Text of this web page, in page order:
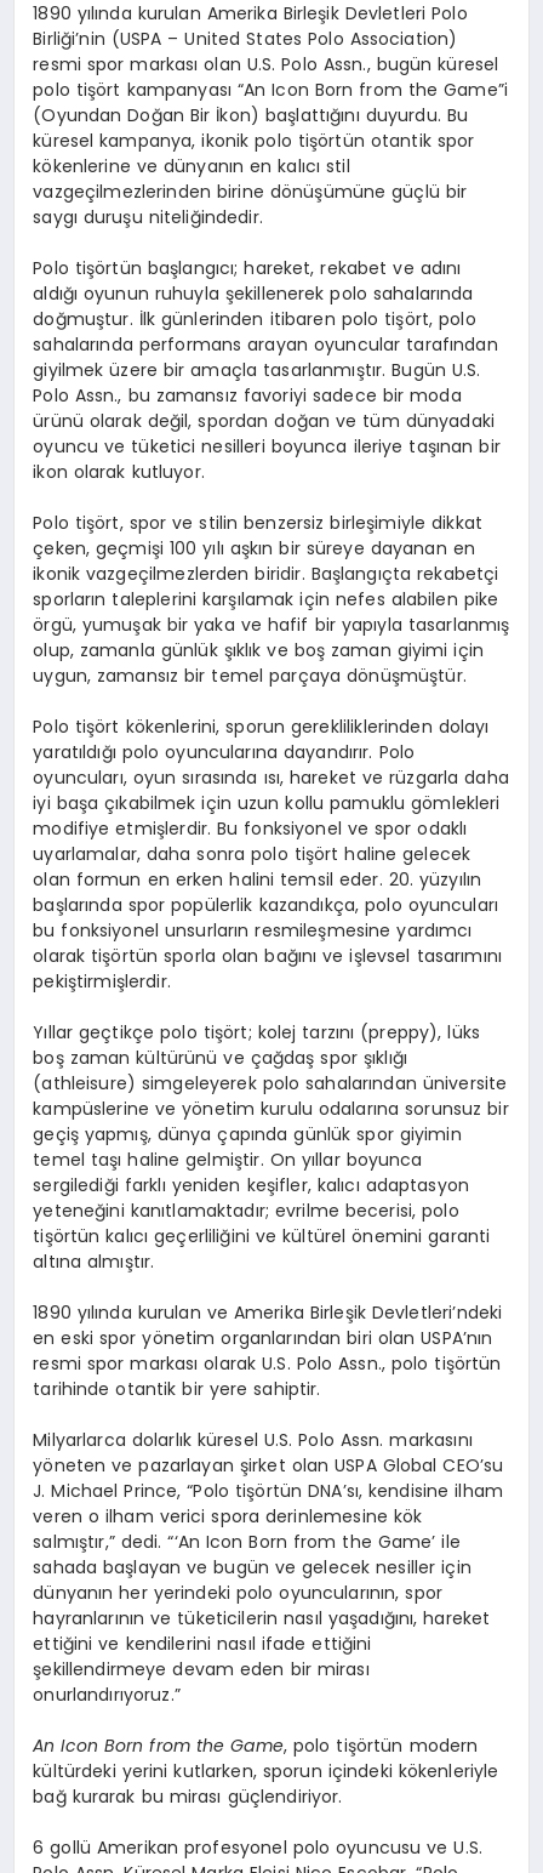
1890 yılında kurulan Amerika Birleşik Devletleri Polo
Birliği’nin (USPA – United States Polo Association)
resmi spor markası olan U.S. Polo Assn., bugün küresel
polo tişört kampanyası “An Icon Born from the Game”i
(Oyundan Doğan Bir İkon) başlattığını duyurdu. Bu
küresel kampanya, ikonik polo tişörtün otantik spor
kökenlerine ve dünyanın en kalıcı stil
vazgeçilmezlerinden birine dönüşümüne güçlü bir
saygı duruşu niteliğindedir.
Polo tişörtün başlangıcı; hareket, rekabet ve adını
aldığı oyunun ruhuyla şekillenerek polo sahalarında
doğmuştur. İlk günlerinden itibaren polo tişört, polo
sahalarında performans arayan oyuncular tarafından
giyilmek üzere bir amaçla tasarlanmıştır. Bugün U.S.
Polo Assn., bu zamansız favoriyi sadece bir moda
ürünü olarak değil, spordan doğan ve tüm dünyadaki
oyuncu ve tüketici nesilleri boyunca ileriye taşınan bir
ikon olarak kutluyor.
Polo tişört, spor ve stilin benzersiz birleşimiyle dikkat
çeken, geçmişi 100 yılı aşkın bir süreye dayanan en
ikonik vazgeçilmezlerden biridir. Başlangıçta rekabetçi
sporların taleplerini karşılamak için nefes alabilen pike
örgü, yumuşak bir yaka ve hafif bir yapıyla tasarlanmış
olup, zamanla günlük şıklık ve boş zaman giyimi için
uygun, zamansız bir temel parçaya dönüşmüştür.
Polo tişört kökenlerini, sporun gerekliliklerinden dolayı
yaratıldığı polo oyuncularına dayandırır. Polo
oyuncuları, oyun sırasında ısı, hareket ve rüzgarla daha
iyi başa çıkabilmek için uzun kollu pamuklu gömlekleri
modifiye etmişlerdir. Bu fonksiyonel ve spor odaklı
uyarlamalar, daha sonra polo tişört haline gelecek
olan formun en erken halini temsil eder. 20. yüzyılın
başlarında spor popülerlik kazandıkça, polo oyuncuları
bu fonksiyonel unsurların resmileşmesine yardımcı
olarak tişörtün sporla olan bağını ve işlevsel tasarımını
pekiştirmişlerdir.
Yıllar geçtikçe polo tişört; kolej tarzını (preppy), lüks
boş zaman kültürünü ve çağdaş spor şıklığı
(athleisure) simgeleyerek polo sahalarından üniversite
kampüslerine ve yönetim kurulu odalarına sorunsuz bir
geçiş yapmış, dünya çapında günlük spor giyimin
temel taşı haline gelmiştir. On yıllar boyunca
sergilediği farklı yeniden keşifler, kalıcı adaptasyon
yeteneğini kanıtlamaktadır; evrilme becerisi, polo
tişörtün kalıcı geçerliliğini ve kültürel önemini garanti
altına almıştır.
1890 yılında kurulan ve Amerika Birleşik Devletleri’ndeki
en eski spor yönetim organlarından biri olan USPA’nın
resmi spor markası olarak U.S. Polo Assn., polo tişörtün
tarihinde otantik bir yere sahiptir.
Milyarlarca dolarlık küresel U.S. Polo Assn. markasını
yöneten ve pazarlayan şirket olan USPA Global CEO’su
J. Michael Prince, “Polo tişörtün DNA’sı, kendisine ilham
veren o ilham verici spora derinlemesine kök
salmıştır,” dedi. “‘An Icon Born from the Game’ ile
sahada başlayan ve bugün ve gelecek nesiller için
dünyanın her yerindeki polo oyuncularının, spor
hayranlarının ve tüketicilerin nasıl yaşadığını, hareket
ettiğini ve kendilerini nasıl ifade ettiğini
şekillendirmeye devam eden bir mirası
onurlandırıyoruz.”
An Icon Born from the Game, polo tişörtün modern
kültürdeki yerini kutlarken, sporun içindeki kökenleriyle
bağ kurarak bu mirası güçlendiriyor.
6 gollü Amerikan profesyonel polo oyuncusu ve U.S.